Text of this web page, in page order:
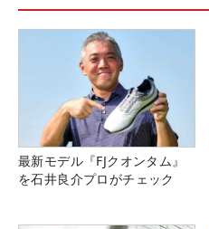
最新モデル『FJクオンタム』
を石井良介プロがチェック